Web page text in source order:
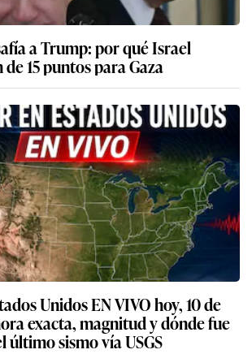
a Trump: por qué Israel
15 puntos para Gaza
Unidos EN VIVO hoy, 10 de
exacta, magnitud y dónde fue
último sismo vía USGS